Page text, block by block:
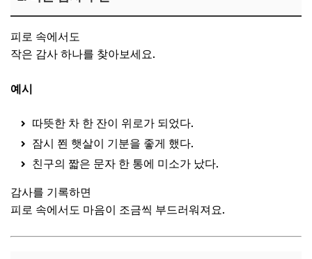
피로 속에서도
작은 감사 하나를 찾아보세요.
예시
따뜻한 차 한 잔이 위로가 되었다.
잠시 쬔 햇살이 기분을 좋게 했다.
친구의 짧은 문자 한 통에 미소가 났다.
감사를 기록하면
피로 속에서도 마음이 조금씩 부드러워져요.